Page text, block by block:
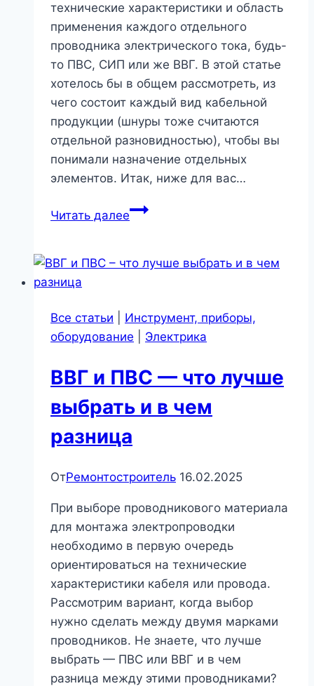
технические характеристики и область
применения каждого отдельного
проводника электрического тока, будь-
то ПВС, СИП или же ВВГ. В этой статье
хотелось бы в общем рассмотреть, из
чего состоит каждый вид кабельной
продукции (шнуры тоже считаются
отдельной разновидностью), чтобы вы
понимали назначение отдельных
элементов. Итак, ниже для вас…
Читать далееКонструктивные
и
Все статьи
Инструмент, приборы,
оборудование
Электрика
ВВГ и ПВС — что лучше
выбрать и в чем
разница
ОтРемонтостроитель 16.02.2025
При выборе проводникового материала
для монтажа электропроводки
необходимо в первую очередь
ориентироваться на технические
характеристики кабеля или провода.
Рассмотрим вариант, когда выбор
нужно сделать между двумя марками
проводников. Не знаете, что лучше
выбрать — ПВС или ВВГ и в чем
разница между этими проводниками?